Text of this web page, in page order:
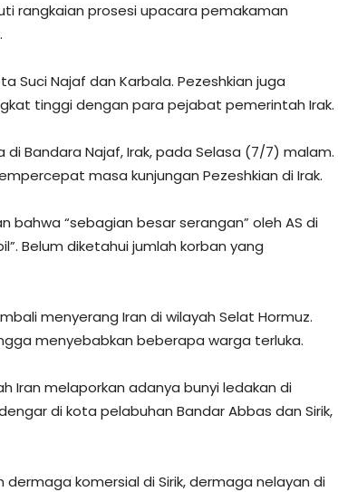
rangkaian prosesi upacara pemakaman
Suci Najaf dan Karbala. Pezeshkian juga
tinggi dengan para pejabat pemerintah Irak.
Bandara Najaf, Irak, pada Selasa (7/7) malam.
masa kunjungan Pezeshkian di Irak.
bahwa “sebagian besar serangan” oleh AS di
Belum diketahui jumlah korban yang
menyerang Iran di wilayah Selat Hormuz.
menyebabkan beberapa warga terluka.
Iran melaporkan adanya bunyi ledakan di
di kota pelabuhan Bandar Abbas dan Sirik,
komersial di Sirik, dermaga nelayan di